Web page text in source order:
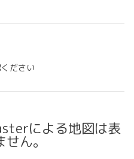
ださい
による地図は表
ん。